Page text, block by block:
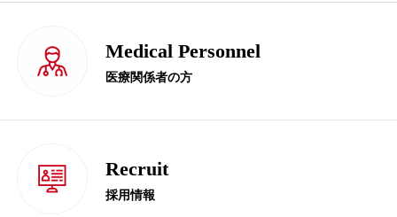
Medical Personnel
医療関係者の方
Recruit
採用情報